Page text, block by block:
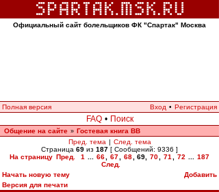
Официальный сайт болельщиков ФК "Спартак" Москва
Полная версия Вход • Регистрация
FAQ • Поиск
Общение на сайте » Гостевая книга ВВ
Пред. тема | След. тема
Страница 69 из 187 [ Сообщений: 9336 ]
На страницу Пред. 1 66 67 68 69 70 71 72
187
След.
Начать новую тему
Добавить
Версия для печати